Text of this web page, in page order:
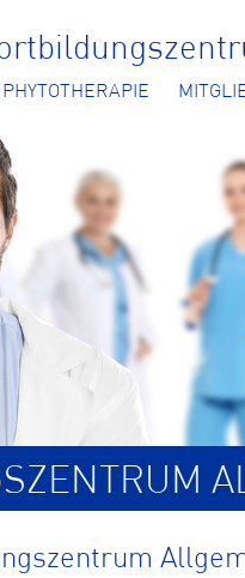
PHYTOTHERAPIE